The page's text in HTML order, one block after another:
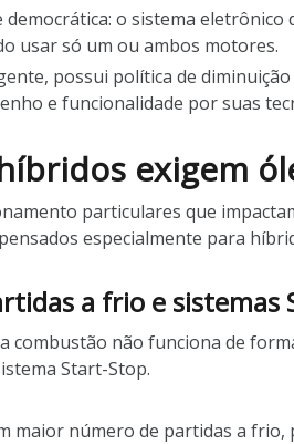
o sistema
usar só um ou ambos motores.
possui política de
e funcionalidade por suas
exigem
particulares que
especialmente para
a frio e sistemas
combustão não funciona de
Start-Stop.
maior número de partidas a